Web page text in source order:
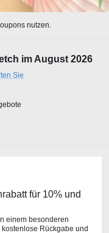
nutzen.
im August 2026
Sie
für 10% und
einem besonderen
Rückgabe und